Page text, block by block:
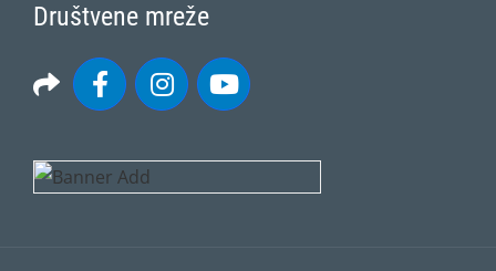
Društvene mreže